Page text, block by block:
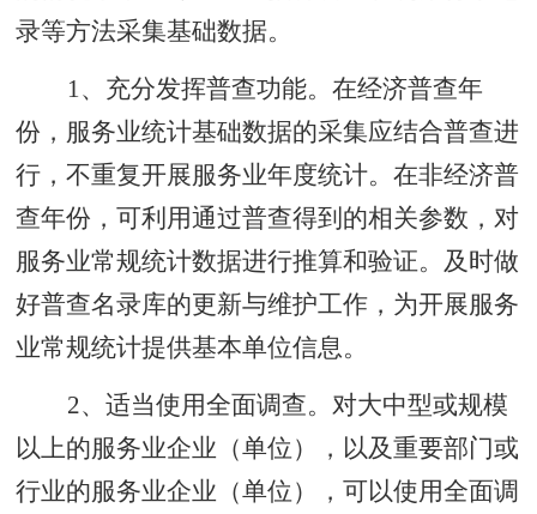
录等方法采集基础数据。
1、充分发挥普查功能。在经济普查年
份，服务业统计基础数据的采集应结合普查进
行，不重复开展服务业年度统计。在非经济普
查年份，可利用通过普查得到的相关参数，对
服务业常规统计数据进行推算和验证。及时做
好普查名录库的更新与维护工作，为开展服务
业常规统计提供基本单位信息。
2、适当使用全面调查。对大中型或规模
以上的服务业企业（单位），以及重要部门或
行业的服务业企业（单位），可以使用全面调